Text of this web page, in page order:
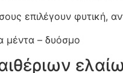
επιλέγουν φυτική,
μέντα – δυόσμο